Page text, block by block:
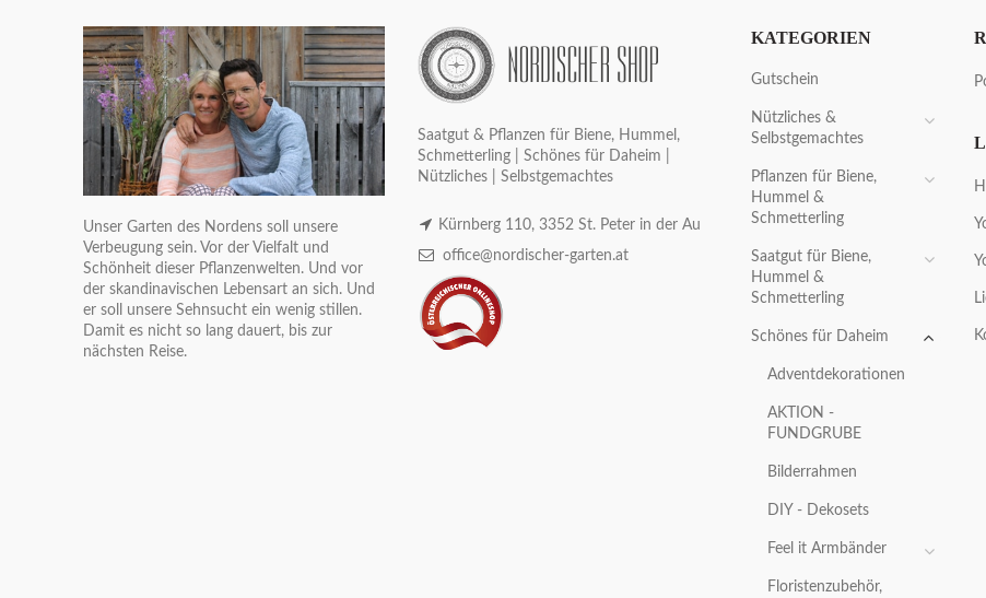
Unser Garten des Nordens soll unsere
Verbeugung sein. Vor der Vielfalt und
Schönheit dieser Pflanzenwelten. Und vor
der skandinavischen Lebensart an sich. Und
er soll unsere Sehnsucht ein wenig stillen.
Damit es nicht so lang dauert, bis zur
nächsten Reise.
Saatgut & Pflanzen für Biene, Hummel,
Schmetterling | Schönes für Daheim |
Nützliches | Selbstgemachtes
Kürnberg 110, 3352 St. Peter in der Au
office@nordischer-garten.at
KATEGORIEN
Gutschein
Nützliches &
Selbstgemachtes
Pflanzen für Biene,
Hummel &
Schmetterling
Saatgut für Biene,
Hummel &
Schmetterling
Schönes für Daheim
Adventdekorationen
AKTION -
FUNDGRUBE
Bilderrahmen
DIY - Dekosets
Feel it Armbänder
Floristenzubehör,